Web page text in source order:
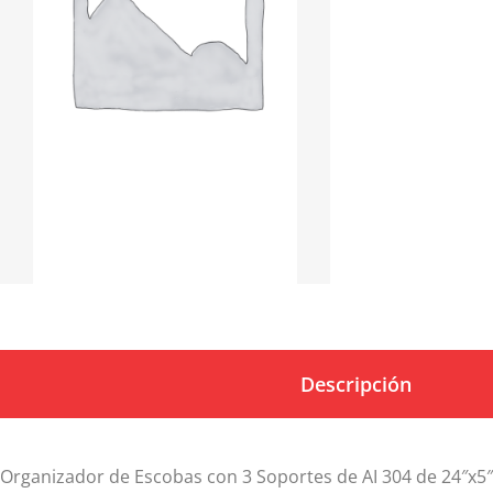
Descripción
Organizador de Escobas con 3 Soportes de AI 304 de